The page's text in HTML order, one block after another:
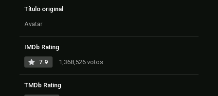
Título original
Avatar
IMDb Rating
7.9 1,368,526 votos
TMDb Rating